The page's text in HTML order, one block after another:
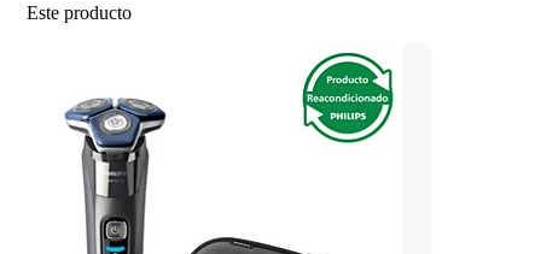
Este producto